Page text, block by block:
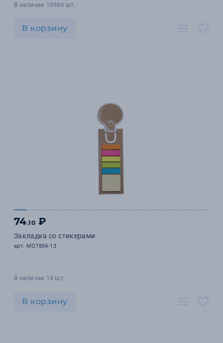
В наличии 10986 шт.
В корзину
74.10 ₽
Закладка со стикерами
арт. MO7804-13
В наличии 14 шт.
В корзину